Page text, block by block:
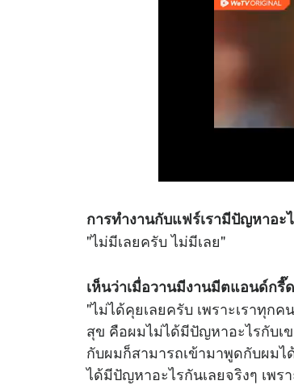
การทำงานกับแฟร์เรามีปัญหาอะ
"ไม่มีเลยครับ ไม่มีเลย"
เห็นว่าเมื่อวานมีงานมีตแอนด์กรี๊
"ไม่ได้คุยเลยครับ เพราะเราทุ
สุข คือผมไม่ได้มีปัญหาอะไรกับเ
กับผมก็สามารถเข้ามาพูดกับผม
ได้มีปัญหาอะไรกันเลยจริงๆ เพ